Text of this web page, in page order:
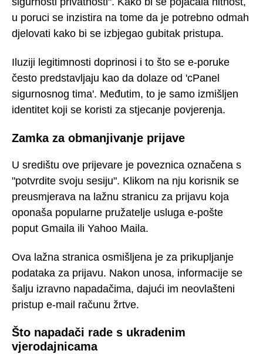
u poruci se inzistira na tome da je potrebno odmah
djelovati kako bi se izbjegao gubitak pristupa.
Iluziji legitimnosti doprinosi i to što se e-poruke
često predstavljaju kao da dolaze od 'cPanel
sigurnosnog tima'. Međutim, to je samo izmišljen
identitet koji se koristi za stjecanje povjerenja.
Zamka za obmanjivanje prijave
U središtu ove prijevare je poveznica označena s
"potvrdite svoju sesiju". Klikom na nju korisnik se
preusmjerava na lažnu stranicu za prijavu koja
oponaša popularne pružatelje usluga e-pošte
poput Gmaila ili Yahoo Maila.
Ova lažna stranica osmišljena je za prikupljanje
podataka za prijavu. Nakon unosa, informacije se
šalju izravno napadačima, dajući im neovlašteni
pristup e-mail računu žrtve.
Što napadači rade s ukradenim
vjerodajnicama